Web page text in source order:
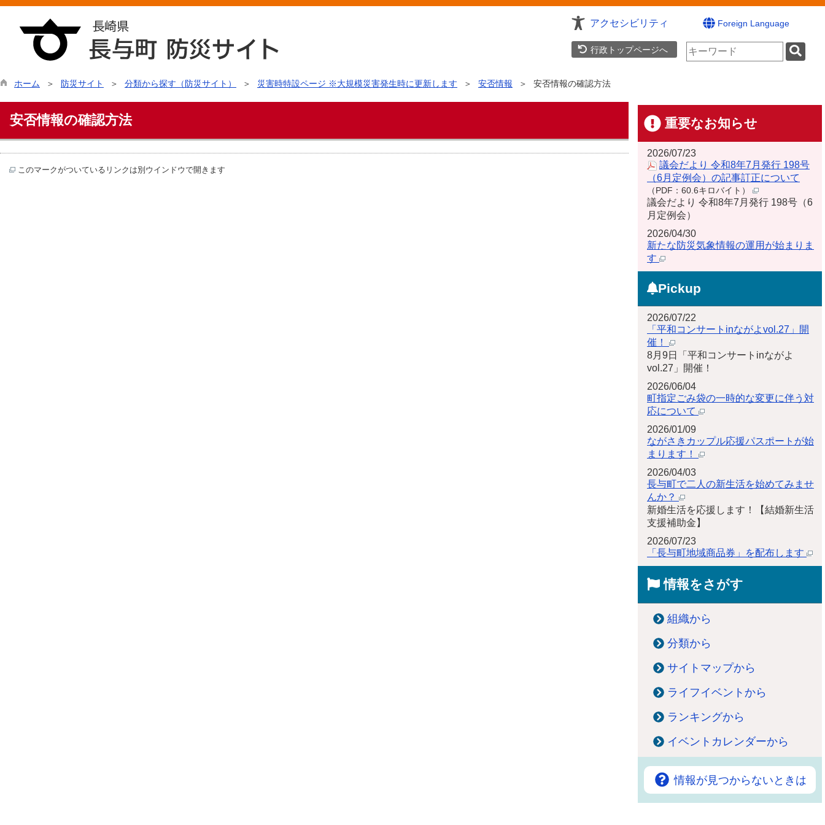
アクセシビリティ Foreign Language
行政トップページへ
検
索
ー
ド
ホーム 防災サイト 分類から探す（防災サイト） 災害時特設ページ ※大規模災害発生時に更新します 安否情報 安否情報の確認方法
安否情報の確認方法
このマークがついているリンクは別ウインドウで開きます
重要なお知らせ
2026/07/23
議会だより 令和8年7月発行 198号
（6月定例会）の記事訂正について
（PDF：60.6キロバイト）
議会だより 令和8年7月発行 198号（6
月定例会）
2026/04/30
新たな防災気象情報の運用が始まりま
す
Pickup
2026/07/22
「平和コンサートinながよvol.27」開
催！
8月9日「平和コンサートinながよ
vol.27」開催！
2026/06/04
町指定ごみ袋の一時的な変更に伴う対
応について
2026/01/09
ながさきカップル応援パスポートが始
まります！
2026/04/03
長与町で二人の新生活を始めてみませ
んか？
新婚生活を応援します！【結婚新生活
支援補助金】
2026/07/23
「長与町地域商品券」を配布します
情報をさがす
組織から
分類から
サイトマップから
ライフイベントから
ランキングから
イベントカレンダーから
情報が見つからないときは